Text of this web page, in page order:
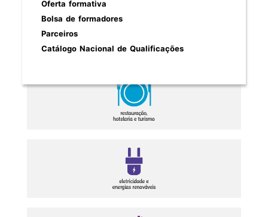
Oferta formativa
Bolsa de formadores
Parceiros
Catálogo Nacional de Qualificações